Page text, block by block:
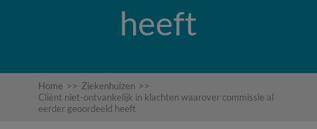
heeft
Home >> Ziekenhuizen >>
Cliënt niet-ontvankelijk in klachten waarover commissie al
eerder geoordeeld heeft